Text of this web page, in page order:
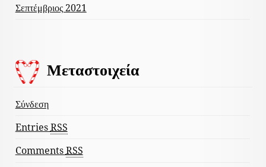
Σεπτέμβριος 2021
Μεταστοιχεία
Σύνδεση
EntriesRSS
CommentsRSS